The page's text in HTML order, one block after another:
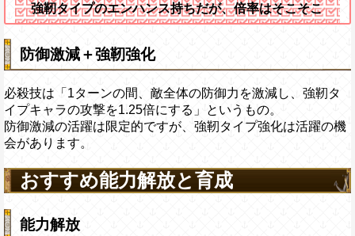
強靭タイプのエンハンス持ちだが、倍率はそこそこ
防御激減＋強靭強化
必殺技は「1ターンの間、敵全体の防御力を激減し、強靭タ
イプキャラの攻撃を1.25倍にする」というもの。
防御激減の活躍は限定的ですが、強靭タイプ強化は活躍の機
会があります。
おすすめ能力解放と育成
能力解放